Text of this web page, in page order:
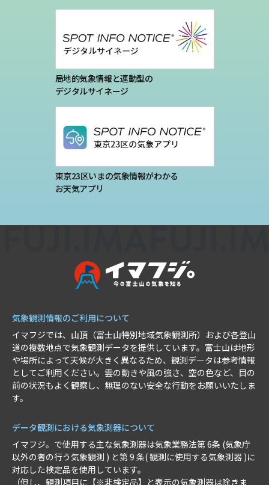
局地的気象情報と連動型の
デジタルサイネージ
東京23区いまの気象情報がわかる
お天気アプリ
気象観測情報のご利用について
イマフジでは、山頂（富士山特別地域気象観測所）および各登山
道の複数地点で気象観測データを提供しています。富士山は地形
や場所によって天候が大きく異なるため、観測データは参考情報
としてご利用ください。雲の動きや風の強さ、空の色など、目の
前の状況もよく観察し、無理のない安全な行動をお願いいたしま
す。
データ観測における気象測器について
イマフジ。で使用する主な気象測器は気象業務法第 6条 (気象庁
以外の者の行う気象観測 ) と第 9 条( 観測に使用する気象測器 )に
対応した検定品を使用しています。
（但し、観測項目に【※非検定品】と表示の気象測器は除きま